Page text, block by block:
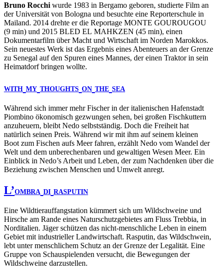
Bruno Rocchi wurde 1983 in Bergamo geboren, studierte Film an
der Universität von Bologna und besuchte eine Reporterschule in
Mailand. 2014 drehte er die Reportage MONTE GOUROUGOU
(9 min) und 2015 BLED EL MAHKZEN (45 min), einen
Dokumentarfilm über Macht und Wirtschaft im Norden Marokkos.
Sein neuestes Werk ist das Ergebnis eines Abenteuers an der Grenze
zu Senegal auf den Spuren eines Mannes, der einen Traktor in sein
Heimatdorf bringen wollte.
WITH MY THOUGHTS ON THE SEA
Während sich immer mehr Fischer in der italienischen Hafenstadt
Piombino ökonomisch gezwungen sehen, bei großen Fischkuttern
anzuheuern, bleibt Nedo selbstständig. Doch die Freiheit hat
natürlich seinen Preis. Während wir mit ihm auf seinem kleinen
Boot zum Fischen aufs Meer fahren, erzählt Nedo vom Wandel der
Welt und dem unberechenbaren und gewaltigen Wesen Meer. Ein
Einblick in Nedo’s Arbeit und Leben, der zum Nachdenken über die
Beziehung zwischen Menschen und Umwelt anregt.
L’OMBRA DI RASPUTIN
Eine Wildtierauffangstation kümmert sich um Wildschweine und
Hirsche am Rande eines Naturschutzgebietes am Fluss Trebbia, in
Norditalien. Jäger schützen das nicht-menschliche Leben in einem
Gebiet mit industrieller Landwirtschaft. Rasputin, das Wildschwein,
lebt unter menschlichem Schutz an der Grenze der Legalität. Eine
Gruppe von Schauspielenden versucht, die Bewegungen der
Wildschweine darzustellen.